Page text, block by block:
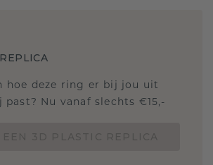
hoe deze ring er bij jou uit
Nu vanaf slechts €15,-